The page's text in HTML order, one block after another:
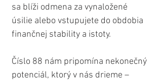
sa blíži odmena za vynaložené
úsilie alebo vstupujete do obdobia
finančnej stability a istoty.
Číslo 88 nám pripomína nekonečný
potenciál, ktorý v nás drieme –